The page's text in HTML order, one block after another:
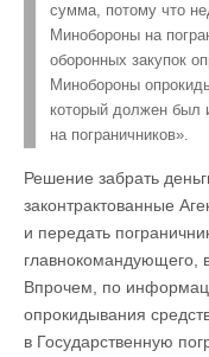
сумма, потому что
Минобороны на
оборонных закупок
Минобороны
который должен был
на пограничников».
Решение забрать
законтрактованные
и передать
главнокомандующего,
Впрочем, по
опрокидывания
в Государственную